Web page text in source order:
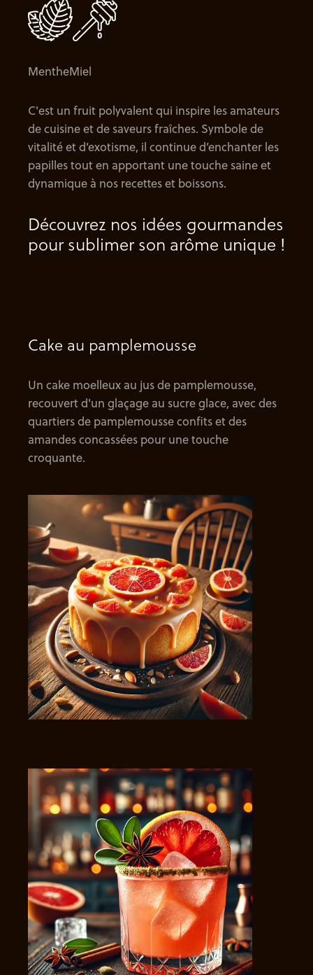
MentheMiel
C'est un fruit polyvalent qui inspire les amateurs
de cuisine et de saveurs fraîches. Symbole de
vitalité et d’exotisme, il continue d’enchanter les
papilles tout en apportant une touche saine et
dynamique à nos recettes et boissons.
Découvrez nos idées gourmandes
pour sublimer son arôme unique !
Cake au pamplemousse
Un cake moelleux au jus de pamplemousse,
recouvert d'un glaçage au sucre glace, avec des
quartiers de pamplemousse confits et des
amandes concassées pour une touche
croquante.